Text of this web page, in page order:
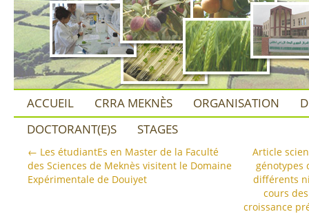
ACCUEIL CRRA MEKNÈS ORGANISATION
DOCTORANT(E)S
STAGES
← Les étudiantEs en Master de la Faculté
des Sciences de Meknès visitent le Domaine
Expérimentale de Douiyet
Article
génotypes
différents
cours
croissance